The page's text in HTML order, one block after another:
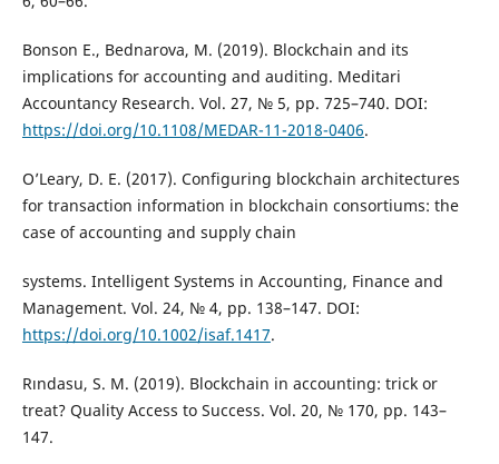
Bonson E., Bednarova, M. (2019). Blockchain and its
implications for accounting and auditing. Meditari
Accountancy Research. Vol. 27, № 5, pp. 725–740. DOI:
https://doi.org/10.1108/MEDAR-11-2018-0406.
O’Leary, D. E. (2017). Configuring blockchain architectures
for transaction information in blockchain consortiums: the
case of accounting and supply chain
systems. Intelligent Systems in Accounting, Finance and
Management. Vol. 24, № 4, pp. 138–147. DOI:
https://doi.org/10.1002/isaf.1417.
Rındasu, S. M. (2019). Blockchain in accounting: trick or
treat? Quality Access to Success. Vol. 20, № 170, pp. 143–
147.